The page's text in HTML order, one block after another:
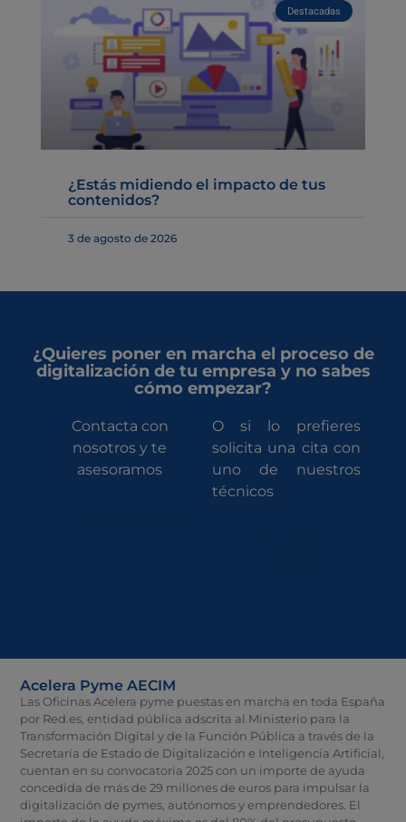
Destacadas
¿Estás midiendo el impacto de tus
contenidos?
3 de agosto de 2026
¿Quieres poner en marcha el proceso de
digitalización de tu empresa y no sabes
cómo empezar?
Contacta con
nosotros y te
asesoramos
O si lo prefieres
solicita una cita con
uno de nuestros
técnicos
Acelera Pyme AECIM
Las Oficinas Acelera pyme puestas en marcha en toda España
por Red.es, entidad pública adscrita al Ministerio para la
Transformación Digital y de la Función Pública a través de la
Secretaría de Estado de Digitalización e Inteligencia Artificial,
cuentan en su convocatoria 2025 con un importe de ayuda
concedida de más de 29 millones de euros para impulsar la
digitalización de pymes, autónomos y emprendedores. El